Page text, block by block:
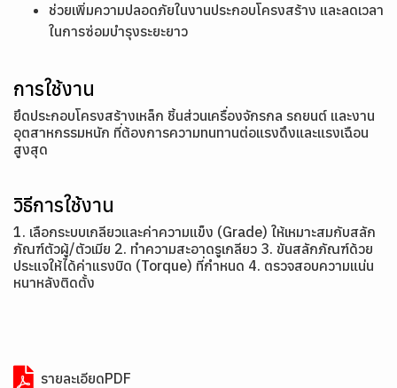
ช่วยเพิ่มความปลอดภัยในงานประกอบโครงสร้าง และลดเวลา
ในการซ่อมบำรุงระยะยาว
การใช้งาน
ยึดประกอบโครงสร้างเหล็ก ชิ้นส่วนเครื่องจักรกล รถยนต์ และงาน
อุตสาหกรรมหนัก ที่ต้องการความทนทานต่อแรงดึงและแรงเฉือน
สูงสุด
วิธีการใช้งาน
1. เลือกระบบเกลียวและค่าความแข็ง (Grade) ให้เหมาะสมกับสลัก
ภัณฑ์ตัวผู้/ตัวเมีย 2. ทำความสะอาดรูเกลียว 3. ขันสลักภัณฑ์ด้วย
ประแจให้ได้ค่าแรงบิด (Torque) ที่กำหนด 4. ตรวจสอบความแน่น
หนาหลังติดตั้ง
รายละเอียดPDF